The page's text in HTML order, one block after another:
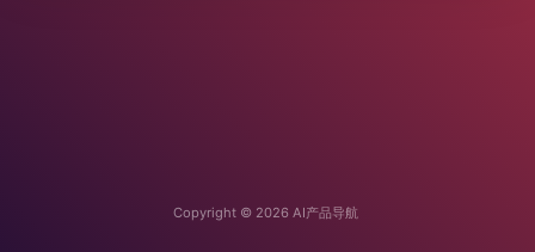
Copyright © 2026 AI产品导航